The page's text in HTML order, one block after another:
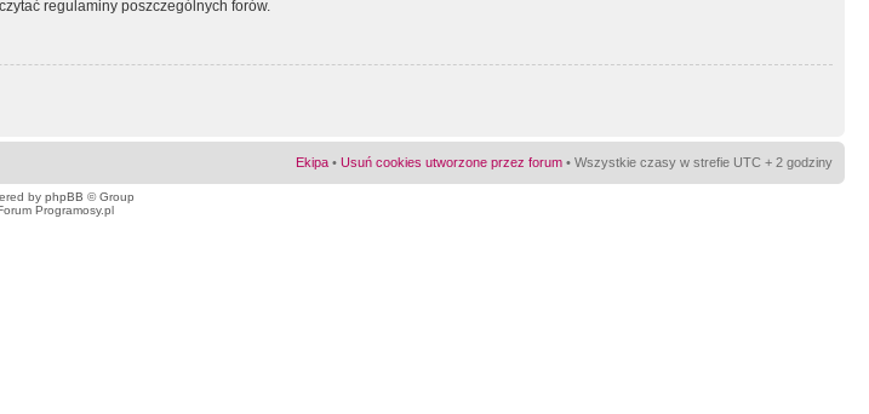
regulaminy poszczególnych forów.
Ekipa • Usuń cookies utworzone przez forum • Wszystkie czasy w strefie UTC + 2 godziny
by phpBB © Group
Programosy.pl